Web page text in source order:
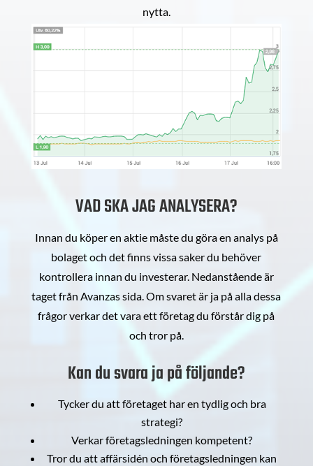
nytta.
VAD SKA JAG ANALYSERA?
Innan du köper en aktie måste du göra en analys på
bolaget och det finns vissa saker du behöver
kontrollera innan du investerar. Nedanstående är
taget från Avanzas sida. Om svaret är ja på alla dessa
frågor verkar det vara ett företag du förstår dig på
och tror på.
Kan du svara ja på följande?
Tycker du att företaget har en tydlig och bra
strategi?
Verkar företagsledningen kompetent?
Tror du att affärsidén och företagsledningen kan